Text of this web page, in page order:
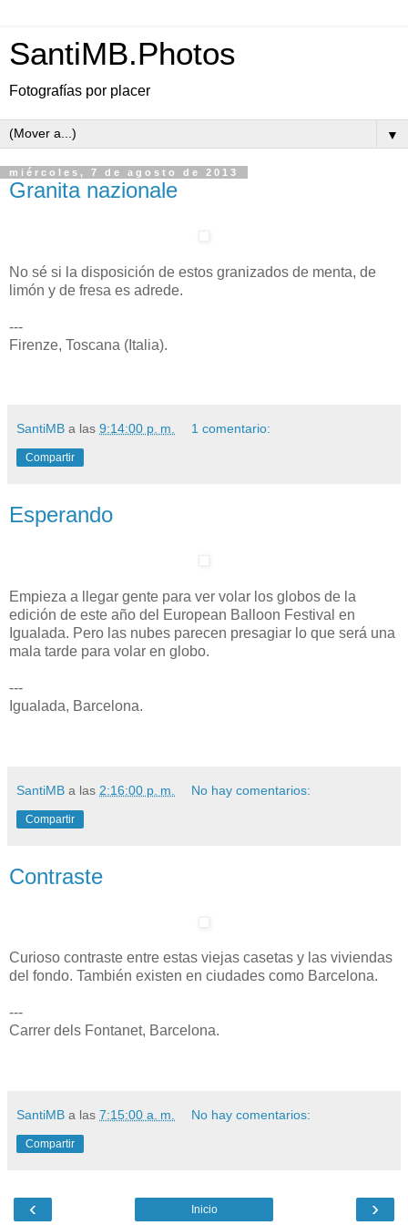
SantiMB.Photos
Fotografías por placer
▼
miércoles, 7 de agosto de 2013
Granita nazionale
No sé si la disposición de estos granizados de menta, de
limón y de fresa es adrede.
---
Firenze, Toscana (Italia).
SantiMB a las 9:14:00 p. m. 1 comentario:
Compartir
Esperando
Empieza a llegar gente para ver volar los globos de la
edición de este año del European Balloon Festival en
Igualada. Pero las nubes parecen presagiar lo que será una
mala tarde para volar en globo.
---
Igualada, Barcelona.
SantiMB a las 2:16:00 p. m. No hay comentarios:
Compartir
Contraste
Curioso contraste entre estas viejas casetas y las viviendas
del fondo. También existen en ciudades como Barcelona.
---
Carrer dels Fontanet, Barcelona.
SantiMB a las 7:15:00 a. m. No hay comentarios:
Compartir
‹ ›
Inicio